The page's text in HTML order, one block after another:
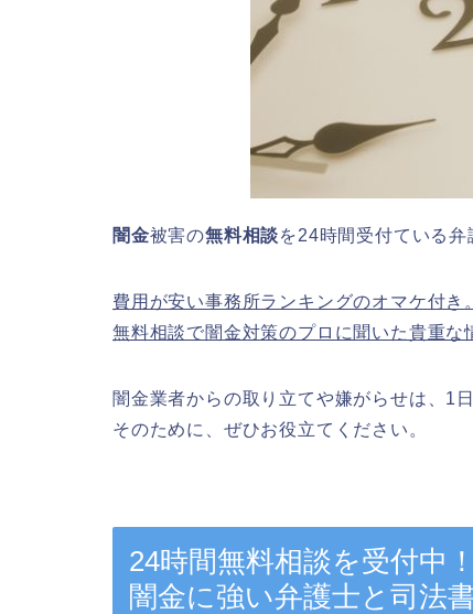
闇金被害の無料相談を24時間受付ている弁
費用が安い事務所ランキングのオマケ付き。
無料相談で闇金対策のプロに聞いた貴重な
闇金業者からの取り立てや嫌がらせは、1
そのために、ぜひお役立てください。
24時間無料相談を受付中！
闇金に強い弁護士と司法